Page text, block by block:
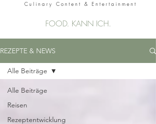
Culinary Content & Entertainment
FOOD. KANN ICH.
REZEPTE & NEWS
Alle Beiträge
Reisen
Rezeptentwicklung
Alle Beiträge